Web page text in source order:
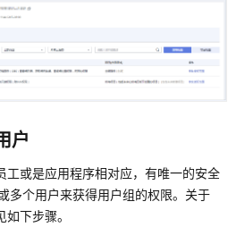
户
工或是应用程序相对应，有唯一的安全
多个用户来获得用户组的权限。关于
下步骤。